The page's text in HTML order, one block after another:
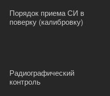
Порядок приема СИ в
поверку (калибровку)
Радиографический
контроль